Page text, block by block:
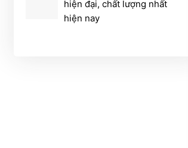
hiện đại, chất lượng nhất
hiện nay